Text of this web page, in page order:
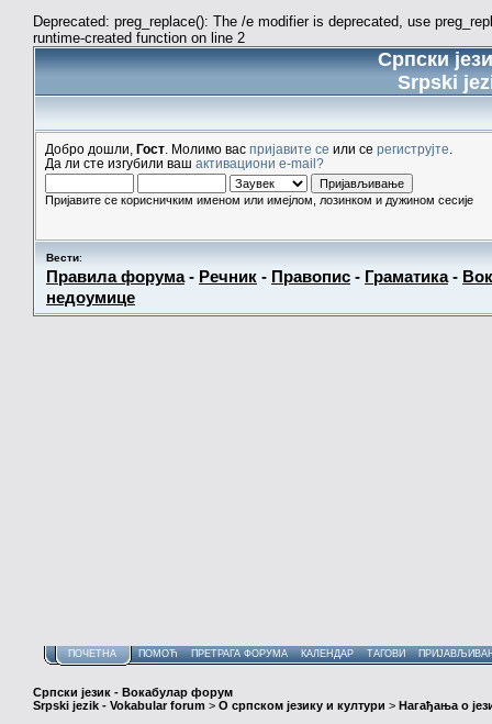
Deprecated: preg_replace(): The /e modifier is deprecated, use
runtime-created function on line 2
Српски
Srpski
Добро дошли, Гост . Молимо вас пријавите се или се региструјте
Да ли сте изгубили ваш активациони e-mail?
Пријавите се корисничким именом или имејлом, лозинком и дужином сесије
Вести:
Правила форума- Речник - Правопис - Граматика-
недоумице
ПОЧЕТНА ПОМОЋ ПРЕТРАГА ФОРУМА КАЛЕНДАР ТАГОВИ
Српски језик - Вокабулар форум
Srpski jezik - Vokabular forum > О српском језику и култури > Нагађања о